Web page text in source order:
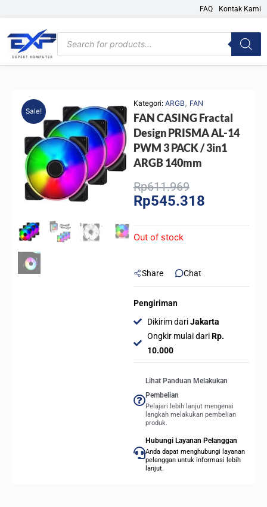
content
FAQ Kontak Kami
Products
search
Sale!
Kategori: ARGB, FAN
FAN CASING Fractal
Design PRISMA AL-14
PWM 3 PACK / 3in1
ARGB 140mm
Rp611.969Original
price
Rp545.318
Out of stock
Share Chat
Pengiriman
Dikirim dariJakarta
Ongkir mulai dariRp.
10.000
Lihat Panduan Melakukan
Pembelian
Pelajari lebih lanjut mengenai
langkah melakukan pembelian
produk.
Hubungi Layanan Pelanggan
Anda dapat menghubungi layanan
pelanggan untuk informasi lebih
lanjut.